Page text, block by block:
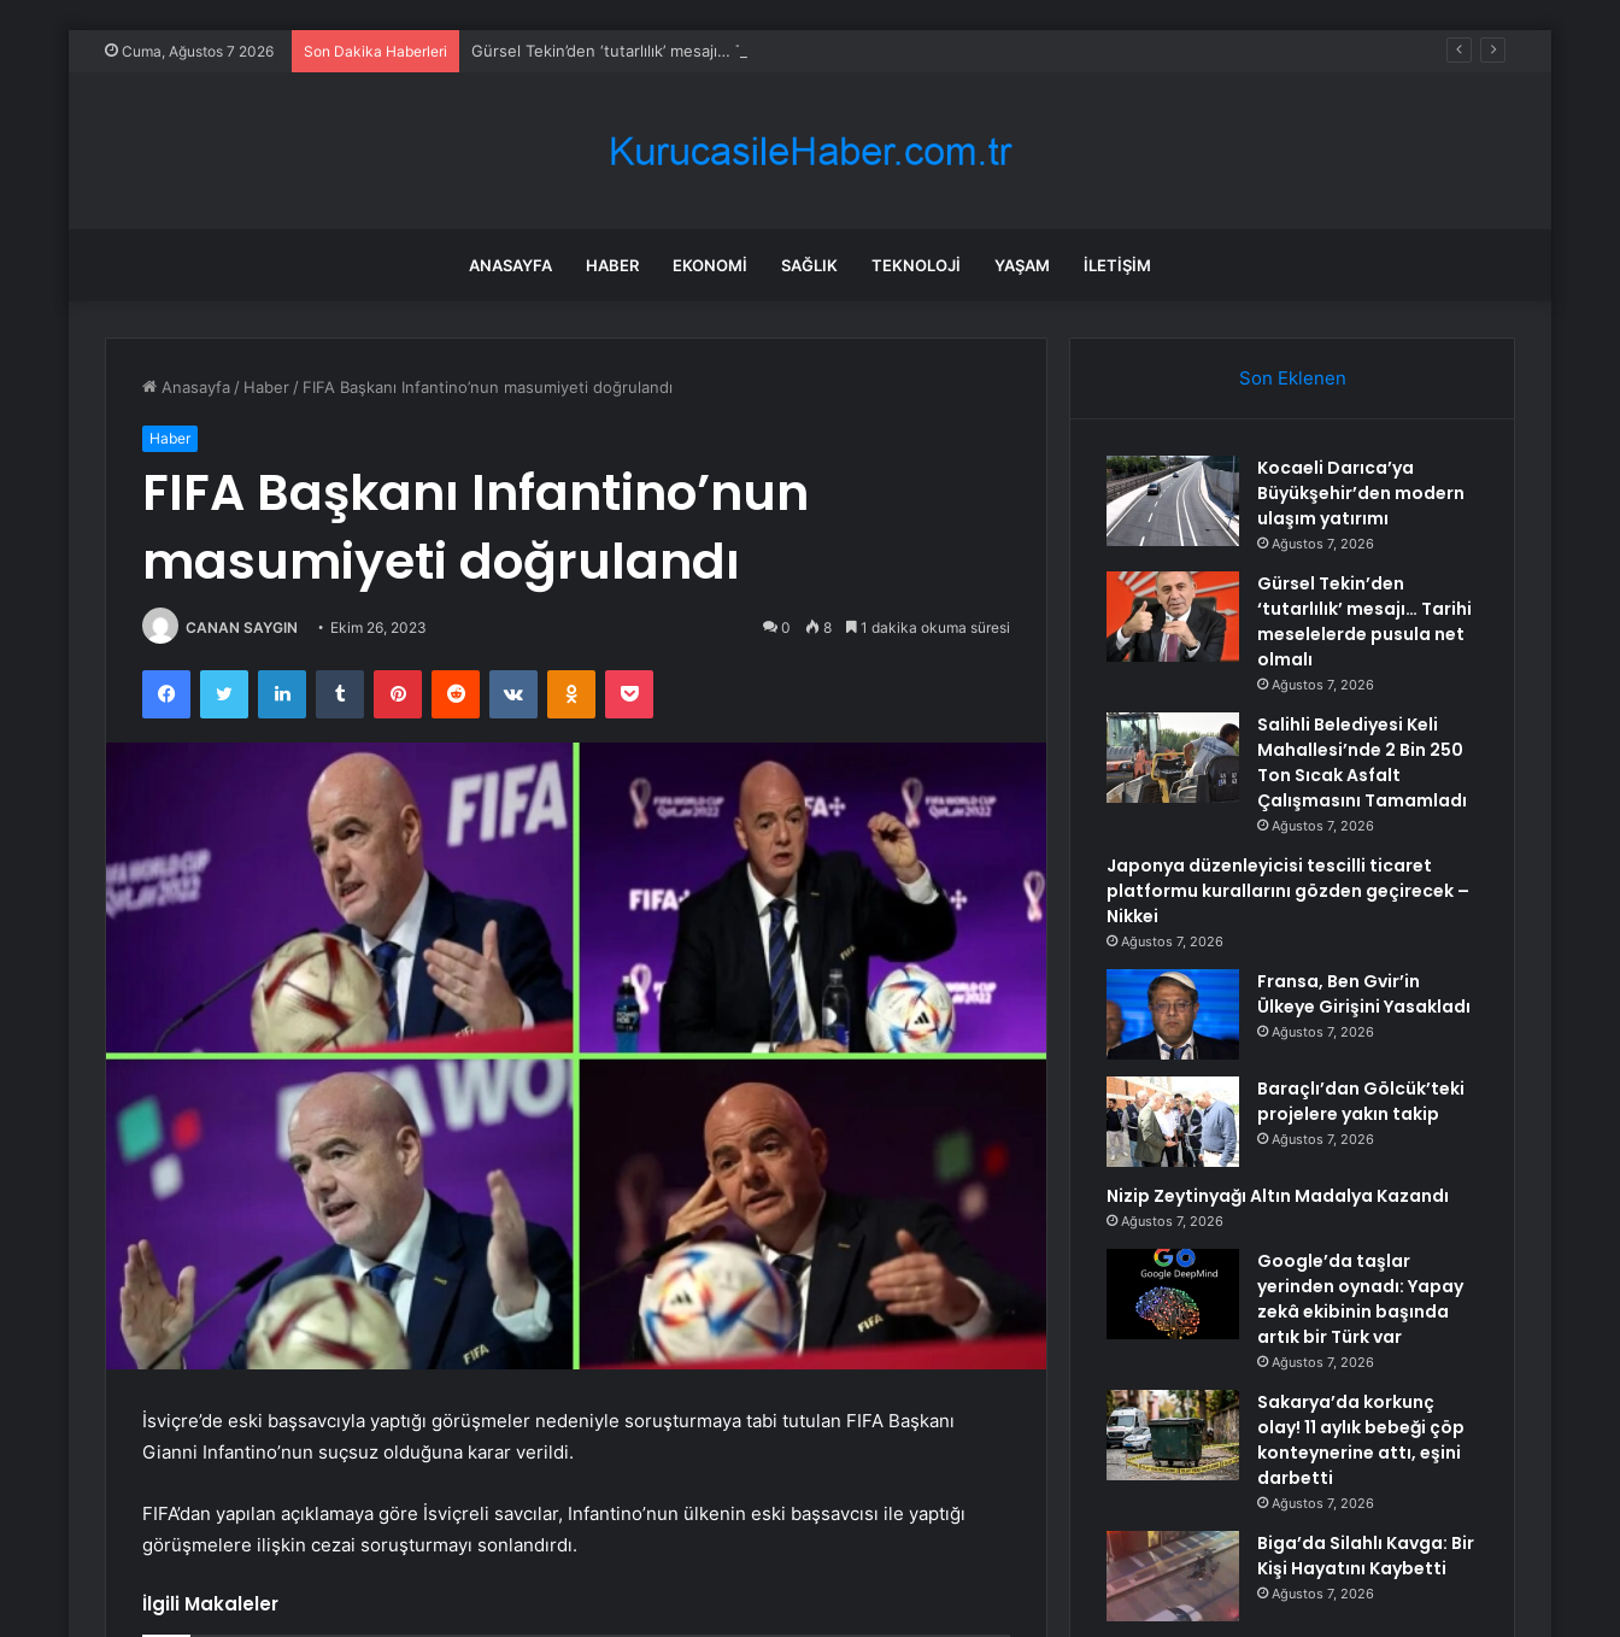
Cuma, Ağustos 7 2026 Son Dakika Haberleri Gürsel Tekin’den ‘tutarlılık’ mesajı… Tarihi meselelerde pusula net olmalı
ANASAYFA HABER EKONOMI SAĞLIK TEKNOLOJI YAŞAM İLETIŞIM
Anasayfa / Haber / FIFA Başkanı Infantino’nun masumiyeti doğrulandı
Haber
FIFA Başkanı Infantino’nun
masumiyeti doğrulandı
CANAN SAYGIN Ekim 26, 2023 0 8 1 dakika okuma süresi
FacebookTwitter LinkedInTumblr PinterestReddit VKontakteOdnoklassniki
Pocket
İsviçre’de eski başsavcıyla yaptığı görüşmeler nedeniyle soruşturmaya tabi tutulan FIFA Başkanı
Gianni Infantino’nun suçsuz olduğuna karar verildi.
FIFA’dan yapılan açıklamaya göre İsviçreli savcılar, Infantino’nun ülkenin eski başsavcısı ile yaptığı
görüşmelere ilişkin cezai soruşturmayı sonlandırdı.
İlgili Makaleler
Son Eklenen
Kocaeli Darıca’ya
Büyükşehir’den modern
ulaşım yatırımı
Ağustos 7, 2026
Gürsel Tekin’den
‘tutarlılık’ mesajı… Tarihi
meselelerde pusula net
olmalı
Ağustos 7, 2026
Salihli Belediyesi Keli
Mahallesi’nde 2 Bin 250
Ton Sıcak Asfalt
Çalışmasını Tamamladı
Ağustos 7, 2026
Japonya düzenleyicisi tescilli ticaret
platformu kurallarını gözden geçirecek –
Nikkei
Ağustos 7, 2026
Fransa, Ben Gvir’in
Ülkeye Girişini Yasakladı
Ağustos 7, 2026
Baraçlı’dan Gölcük’teki
projelere yakın takip
Ağustos 7, 2026
Nizip Zeytinyağı Altın Madalya Kazandı
Ağustos 7, 2026
Google’da taşlar
yerinden oynadı: Yapay
zekâ ekibinin başında
artık bir Türk var
Ağustos 7, 2026
Sakarya’da korkunç
olay! 11 aylık bebeği çöp
konteynerine attı, eşini
darbetti
Ağustos 7, 2026
Biga’da Silahlı Kavga: Bir
Kişi Hayatını Kaybetti
Ağustos 7, 2026